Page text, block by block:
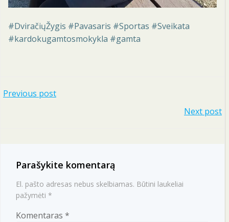
#DviračiųŽygis #Pavasaris #Sportas #Sveikata
#kardokugamtosmokykla #gamta
Navigacija
Previous post
įrašų
Next post
Parašykite komentarą
El. pašto adresas nebus skelbiamas. Būtini laukeliai
pažymėti *
Komentaras *